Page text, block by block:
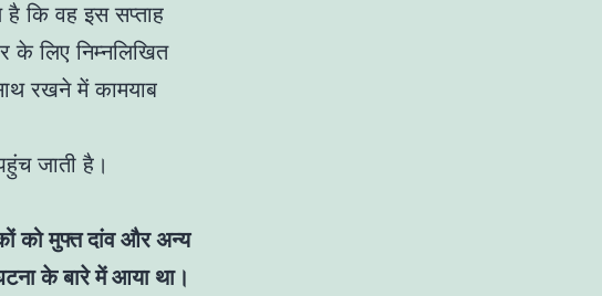
है कि वह इस सप्ताह
लिए निम्नलिखित
रखने में कामयाब
जाती है।
को मुफ्त दांव और अन्य
के बारे में आया था।